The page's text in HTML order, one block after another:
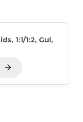
1:1/1:2, Gul,